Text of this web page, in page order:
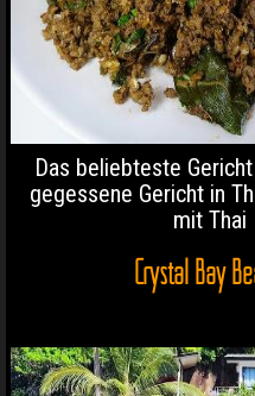
Das beliebteste
gegessene Gericht in
mit Thai
Crystal Bay